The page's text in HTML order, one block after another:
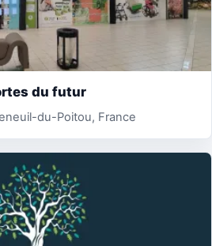
du futur
du-Poitou, France